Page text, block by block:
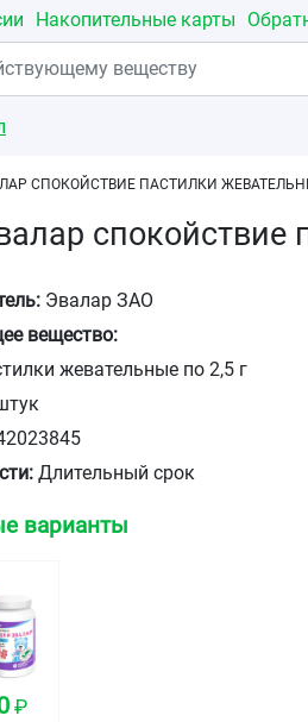
Накопительные карты
СПОКОЙСТВИЕ ПАСТИЛКИ
спокойствие
Эвалар ЗАО
вещество:
жевательные по 2,5 г
Длительный срок
варианты
₽